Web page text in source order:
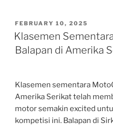
POSTED
ON
FEBRUARY 10, 2025
Klasemen
Balapan di Amerika
Klasemen sementara
Amerika Serikat telah
motor semakin excited
kompetisi ini. Balapan di